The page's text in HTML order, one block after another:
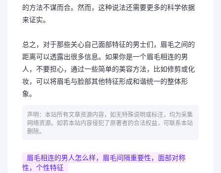
的方法不谋而合。然而，这种说法还需要更多的科学依据
来证实。
总之，对于那些关心自己面部特征的男士们，眉毛之间的
距离可以透露出很多信息。如果你是一个眉毛相连的男
人，不要担心，通过一些简单的美容方法，比如修剪或化
妆，可以将眉毛与脸部其他特征形成和谐统一的整体形
象。
声明：本站所有文章资源内容，如无特殊说明或标注，均为采集
网络资源。如若本站内容侵犯了原著者的合法权益，可联系本站
删除。
眉毛相连的男人怎么样，眉毛间隔重要性，面部对称
性，个性特征